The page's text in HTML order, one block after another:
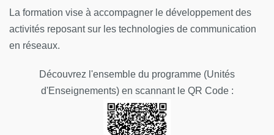
La formation vise à accompagner le développement des
activités reposant sur les technologies de communication
en réseaux.
Découvrez l'ensemble du programme (Unités
d'Enseignements) en scannant le QR Code :